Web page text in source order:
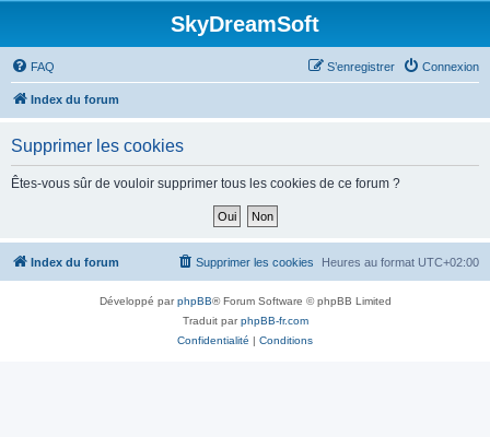
SkyDreamSoft
FAQ Connexion
S’enregistrer
Index du forum
Supprimer les cookies
Êtes-vous sûr de vouloir supprimer tous les cookies de ce forum ?
Index du forum Heures au format UTC+02:00
Supprimer les cookies
Développé parphpBB® Forum Software © phpBB Limited
Traduit parphpBB-fr.com
Confidentialité | Conditions